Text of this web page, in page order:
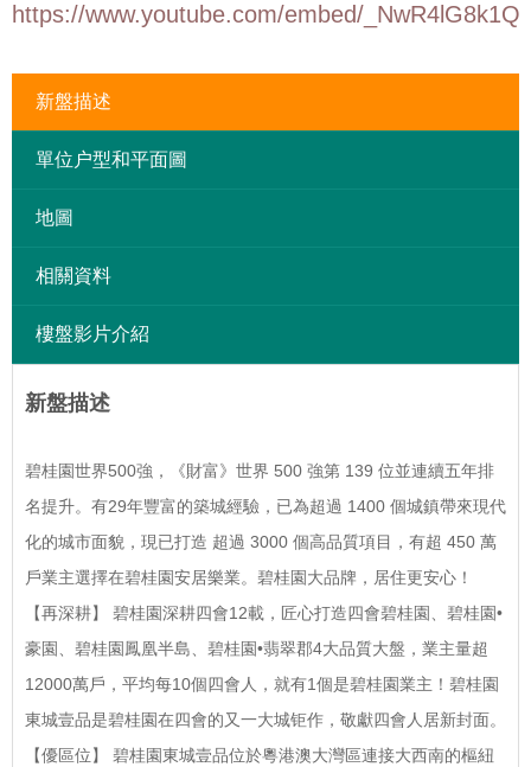
https://www.youtube.com/embed/_NwR4lG8k1Q
新盤描述
單位户型和平面圖
地圖
相關資料
樓盤影片介紹
新盤描述
碧桂園世界500強，《財富》世界 500 強第 139 位並連續五年排
名提升。有29年豐富的築城經驗，已為超過 1400 個城鎮帶來現代
化的城市面貌，現已打造 超過 3000 個高品質項目，有超 450 萬
戶業主選擇在碧桂園安居樂業。碧桂園大品牌，居住更安心！
【再深耕】 碧桂園深耕四會12載，匠心打造四會碧桂園、碧桂園•
豪園、碧桂園鳳凰半島、碧桂園•翡翠郡4大品質大盤，業主量超
12000萬戶，平均每10個四會人，就有1個是碧桂園業主！碧桂園
東城壹品是碧桂園在四會的又一大城钜作，敬獻四會人居新封面。
【優區位】 碧桂園東城壹品位於粵港澳大灣區連接大西南的樞紐